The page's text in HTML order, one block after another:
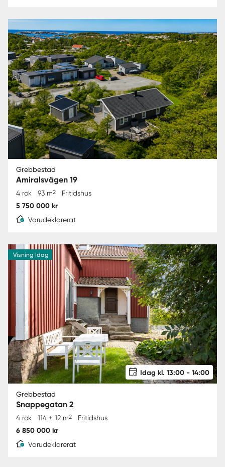
Grebbestad
Amiralsvägen 19
4 rok 93 m2 Fritidshus
5 750 000 kr
Varudeklarerat
Visning Idag
Idag kl. 13:00 - 14:00
Grebbestad
Snappegatan 2
4 rok 114 + 12 m2 Fritidshus
6 850 000 kr
Varudeklarerat